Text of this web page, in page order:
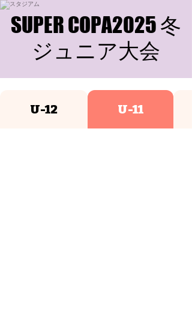
SUPER COPA2025 冬
ジュニア大会
SUPER COPA2025 冬
ジュニア大会
U-12 U-11